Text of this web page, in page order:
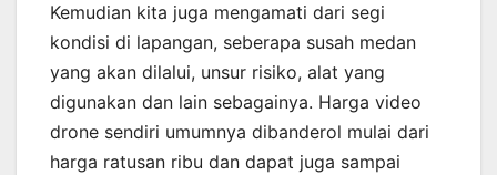
Kemudian kita juga mengamati dari segi
kondisi di lapangan, seberapa susah medan
yang akan dilalui, unsur risiko, alat yang
digunakan dan lain sebagainya. Harga video
drone sendiri umumnya dibanderol mulai dari
harga ratusan ribu dan dapat juga sampai